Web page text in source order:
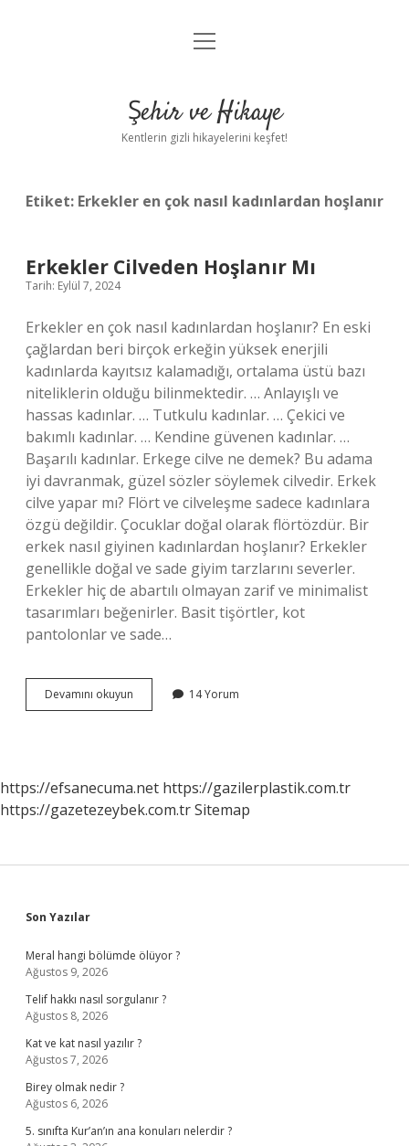
Anasayfa
Yasal Uyarı
menüyü
Şehir ve Hikaye
Kentlerin gizli hikayelerini keşfet!
Etiket: Erkekler en çok nasıl kadınlardan hoşlanır
Erkekler Cilveden Hoşlanır Mı
Tarih: Eylül 7, 2024
Erkekler en çok nasıl kadınlardan hoşlanır? En eski
çağlardan beri birçok erkeğin yüksek enerjili
kadınlarda kayıtsız kalamadığı, ortalama üstü bazı
niteliklerin olduğu bilinmektedir. … Anlayışlı ve
hassas kadınlar. … Tutkulu kadınlar. … Çekici ve
bakımlı kadınlar. … Kendine güvenen kadınlar. …
Başarılı kadınlar. Erkege cilve ne demek? Bu adama
iyi davranmak, güzel sözler söylemek cilvedir. Erkek
cilve yapar mı? Flört ve cilveleşme sadece kadınlara
özgü değildir. Çocuklar doğal olarak flörtözdür. Bir
erkek nasıl giyinen kadınlardan hoşlanır? Erkekler
genellikle doğal ve sade giyim tarzlarını severler.
Erkekler hiç de abartılı olmayan zarif ve minimalist
tasarımları beğenirler. Basit tişörtler, kot
pantolonlar ve sade…
Devamını okuyun Erkekler
Cilveden
14 Yorum
https://efsanecuma.net https://gazilerplastik.com.tr
https://gazetezeybek.com.trSitemap
Sidebar
Son Yazılar
Meral hangi bölümde ölüyor ?
Ağustos 9, 2026
Telif hakkı nasıl sorgulanır ?
Ağustos 8, 2026
Kat ve kat nasıl yazılır ?
Ağustos 7, 2026
Birey olmak nedir ?
Ağustos 6, 2026
5. sınıfta Kur’an’ın ana konuları nelerdir ?